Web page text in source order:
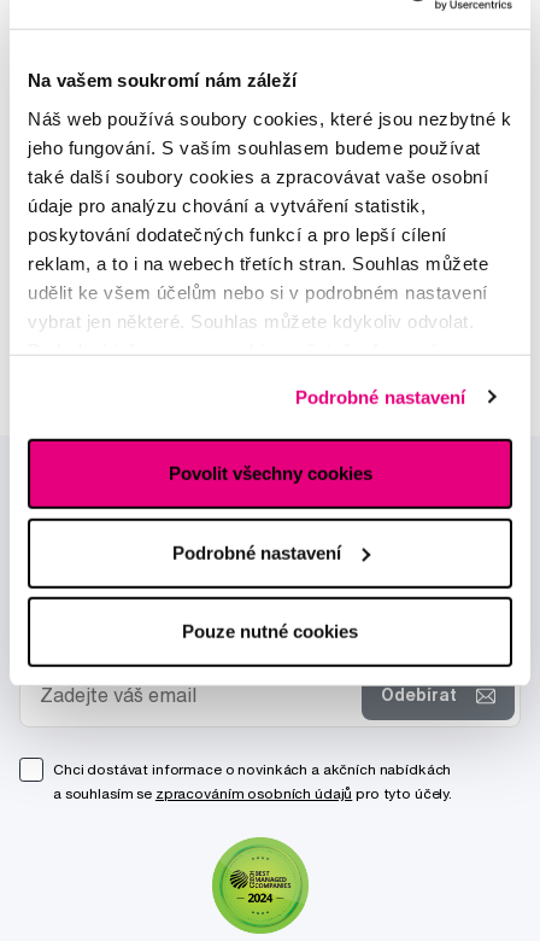
Na vašem soukromí nám záleží
Náš web používá soubory cookies, které jsou nezbytné k
jeho fungování. S vaším souhlasem budeme používat
také další soubory cookies a zpracovávat vaše osobní
údaje pro analýzu chování a vytváření statistik,
poskytování dodatečných funkcí a pro lepší cílení
reklam, a to i na webech třetích stran. Souhlas můžete
udělit ke všem účelům nebo si v podrobném nastavení
vybrat jen některé. Souhlas můžete kdykoliv odvolat.
Podrobné nastavení
Povolit všechny cookies
Podrobné nastavení
Pouze nutné cookies
Odborná zubní konzultace –
parodontologie
Alena Růžičková
odborná konzultace dětského
sortimentu
MUDr. Alžběta Smetanová
atestovaná lékařka
Novinky a nabídky
Odebírat
Chci dostávat informace o novinkách a akčních nabídkách
a souhlasím se zpracováním osobních údajů pro tyto účely.